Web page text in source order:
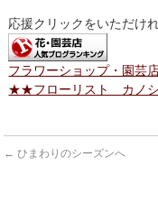
応援クリックをいただけ
フラワーショップ・園芸
★★フローリスト カノ
← ひまわりのシーズンへ